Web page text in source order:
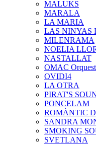
MALUKS
MARALA
LA MARIA
LAS NINYAS
MILENRAMA
NOELIA
NASTALLAT
OMAC
OVIDI4
LA OTRA
PIRAT'S
PONCELAM
ROMÀNTIC
SANDRA
SMOKING
SVETLANA